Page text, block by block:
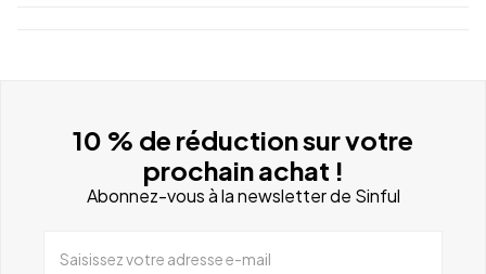
10 % de réduction sur votre
prochain achat !
Abonnez-vous à la newsletter de Sinful
Saisissez votre adresse e-mail